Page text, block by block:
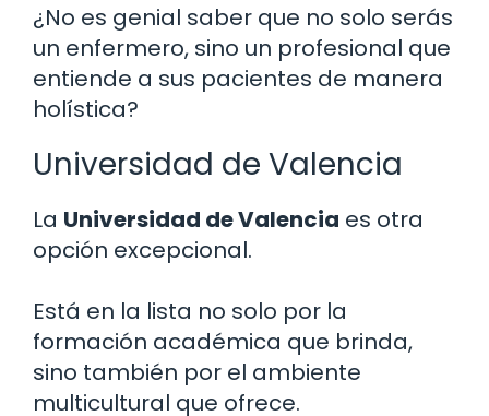
¿No es genial saber que no solo serás
un enfermero, sino un profesional que
entiende a sus pacientes de manera
holística?
Universidad de Valencia
La Universidad de Valencia es otra
opción excepcional.
Está en la lista no solo por la
formación académica que brinda,
sino también por el ambiente
multicultural que ofrece.